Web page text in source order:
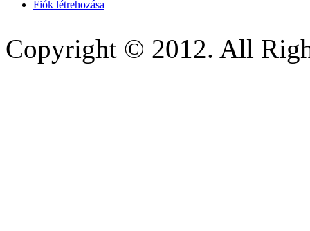
Fiók létrehozása
Copyright © 2012. All